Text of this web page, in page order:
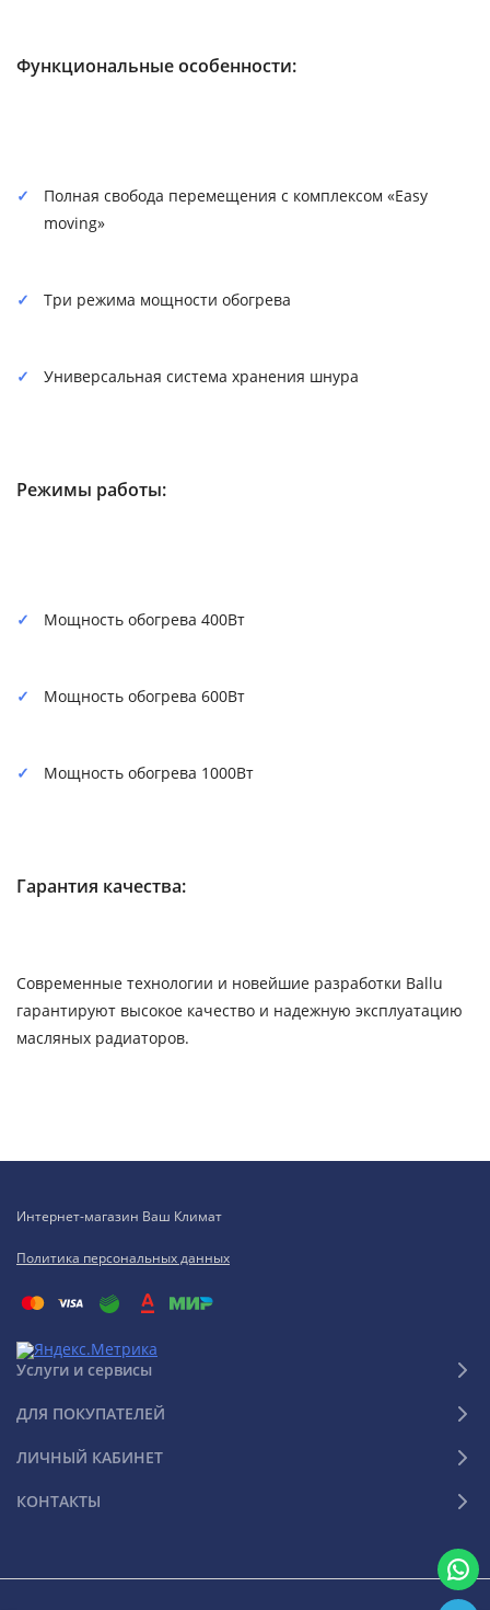
Функциональные особенности:
Полная свобода перемещения с комплексом «Easy
moving»
Три режима мощности обогрева
Универсальная система хранения шнура
Режимы работы:
Мощность обогрева 400Вт
Мощность обогрева 600Вт
Мощность обогрева 1000Вт
Гарантия качества:
Современные технологии и новейшие разработки Ballu
гарантируют высокое качество и надежную эксплуатацию
масляных радиаторов.
Интернет-магазин Ваш Климат
Политика персональных данных
Услуги и сервисы
ДЛЯ ПОКУПАТЕЛЕЙ
ЛИЧНЫЙ КАБИНЕТ
КОНТАКТЫ